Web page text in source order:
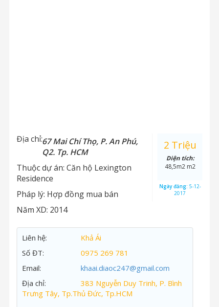
Địa chỉ:67 Mai Chí Thọ, P. An Phú,
Q2. Tp. HCM
Thuộc dự án: Căn hộ Lexington
Residence
Pháp lý: Hợp đồng mua bán
Năm XD: 2014
2 Triệu
Diện tích:
48,5m2 m2
Ngày đăng: 5-12-
2017
Liên hệ:
Khả Ái
Số ĐT:
0975 269 781
Email:
khaai.diaoc247@gmail.com
Địa chỉ:
383 Nguyễn Duy Trinh, P. Bình
Trưng Tây, Tp.Thủ Đức, Tp.HCM